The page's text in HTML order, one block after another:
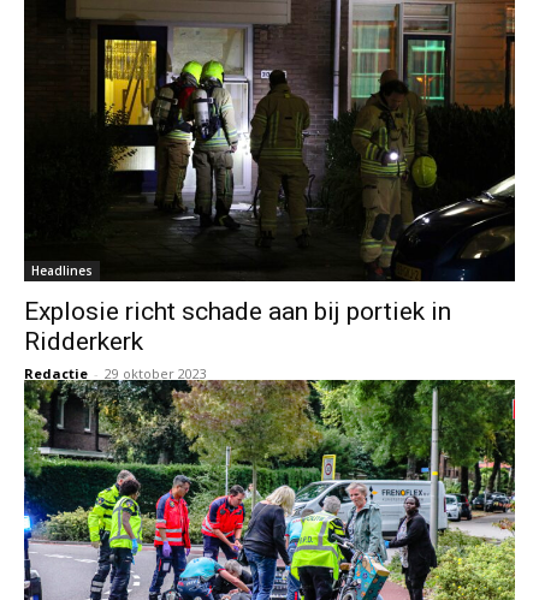
Headlines
Explosie richt schade aan bij portiek in
Ridderkerk
Redactie - 29 oktober 2023